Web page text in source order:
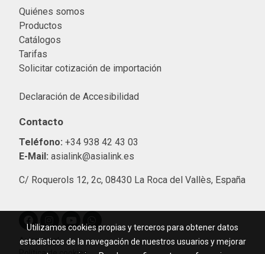
Quiénes somos
Productos
Catálogos
Tarifas
Solicitar cotización de importación
Declaración de Accesibilidad
Contacto
Teléfono: +34 938 42 43 03
E-Mail: asialink@asialink.es
C/ Roquerols 12, 2c, 08430 La Roca del Vallès, España
Aviso legal
Utilizamos cookies propias y terceros para obtener datos
estadísticos de la navegación de nuestros usuarios y mejorar